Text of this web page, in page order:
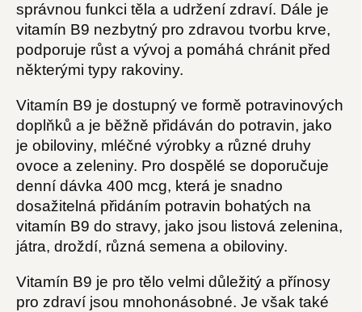
správnou funkci těla a udržení zdraví. Dále je
vitamín B9 nezbytný pro zdravou tvorbu krve,
podporuje růst a vývoj a pomáhá chránit před
některými typy rakoviny.
Vitamín B9 je dostupný ve formě potravinových
doplňků a je běžně přidáván do potravin, jako
je obiloviny, mléčné výrobky a různé druhy
ovoce a zeleniny. Pro dospělé se doporučuje
denní dávka 400 mcg, která je snadno
dosažitelná přidáním potravin bohatých na
vitamín B9 do stravy, jako jsou listová zelenina,
játra, droždí, různá semena a obiloviny.
Vitamín B9 je pro tělo velmi důležitý a přínosy
pro zdraví jsou mnohonásobné. Je však také